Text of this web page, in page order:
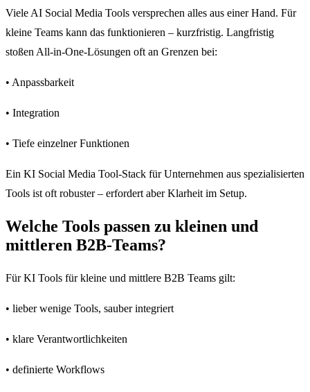
Viele AI Social Media Tools versprechen alles aus einer Hand. Für
kleine Teams kann das funktionieren – kurzfristig. Langfristig
stoßen All-in-One-Lösungen oft an Grenzen bei:
• Anpassbarkeit
• Integration
• Tiefe einzelner Funktionen
Ein KI Social Media Tool-Stack für Unternehmen aus spezialisierten
Tools ist oft robuster – erfordert aber Klarheit im Setup.
Welche Tools passen zu kleinen und
mittleren B2B-Teams?
Für KI Tools für kleine und mittlere B2B Teams gilt:
• lieber wenige Tools, sauber integriert
• klare Verantwortlichkeiten
• definierte Workflows